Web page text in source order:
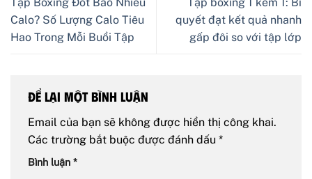
Calo? Số Lượng Calo Tiêu
Hao Trong Mỗi Buổi Tập
quyết đạt kết quả nhanh
gấp đôi so với tập lớp
Để lại một bình luận
Email của bạn sẽ không được hiển thị công khai.
Các trường bắt buộc được đánh dấu *
Bình luận *